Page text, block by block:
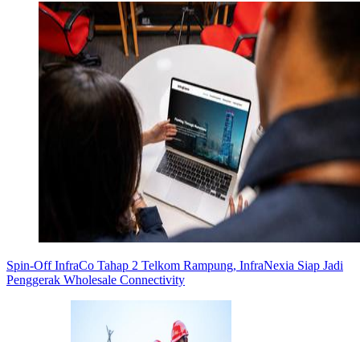
Spin-Off InfraCo Tahap 2 Telkom Rampung, InfraNexia Siap Jadi
Penggerak Wholesale Connectivity